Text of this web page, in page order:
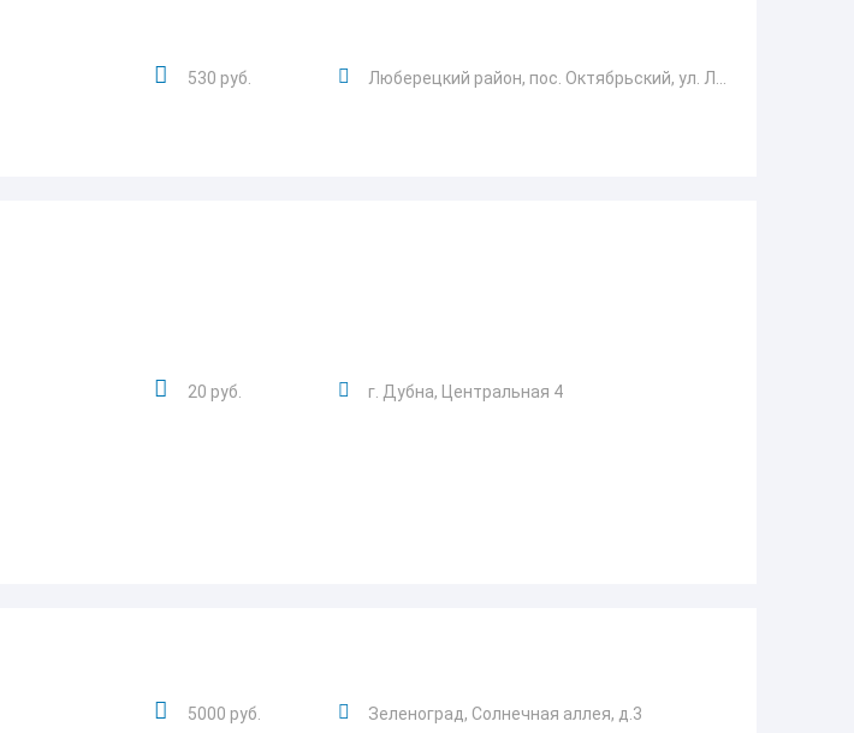
530 руб. Люберецкий район, пос. Октябрьский, ул. Л...
20 руб. г. Дубна, Центральная 4
5000 руб. Зеленоград, Солнечная аллея, д.3